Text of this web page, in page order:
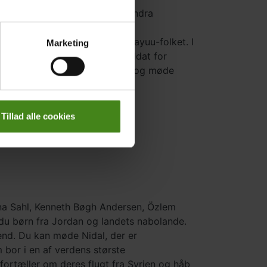
Marketing
Tillad alle cookies
historier af Sandra
del af det oprindelige folk wayuu-folket. I
sin mor, som har været soldat for
i Amazonas med Thaliana, og møde
Kenneth Bøgh Andersen, Özlem
børn fra Jordan og landets nabolande.
Du kan møde Nidal, der er
bor i en af verdens største
om deres flugt fra Syrien og håb